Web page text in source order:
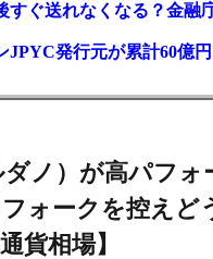
ノ）が高パフォ
ォークを控えど
貨相場】